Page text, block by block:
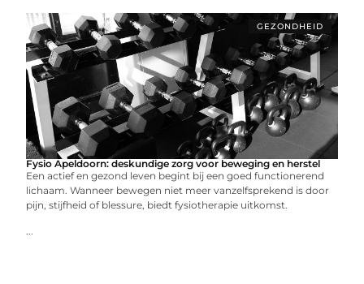
GEZONDHEID
Fysio Apeldoorn: deskundige zorg voor beweging en herstel
Een actief en gezond leven begint bij een goed functionerend
lichaam. Wanneer bewegen niet meer vanzelfsprekend is door
pijn, stijfheid of blessure, biedt fysiotherapie uitkomst.
...